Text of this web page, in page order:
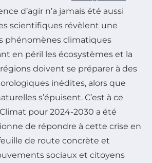
d’agir n’a jamais été aussi
scientifiques révèlent une
phénomènes climatiques
en péril les écosystèmes et la
doivent se préparer à des
inédites, alors que
s’épuisent. C’est à ce
pour 2024-2030 a été
de répondre à cette crise en
de route concrète et
sociaux et citoyens